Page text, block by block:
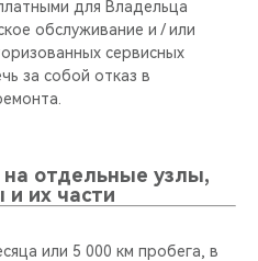
для Владельца
обслуживание и / или
сервисных
за собой отказ в
на отдельные узлы,
и их части
или 5 000 км пробега, в